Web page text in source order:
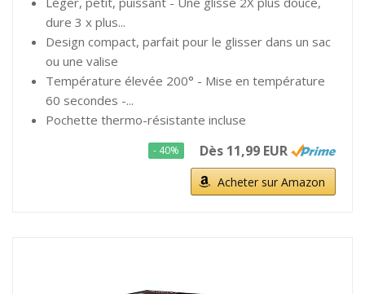
dure 3 x plus...
Design compact, parfait pour le glisser dans un sac
ou une valise
Température élevée 200° - Mise en température
60 secondes -...
Pochette thermo-résistante incluse
- 40% Dès 11,99 EUR
Acheter sur Amazon